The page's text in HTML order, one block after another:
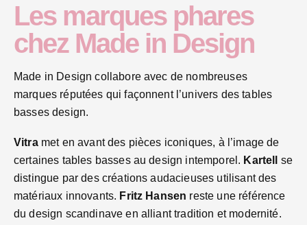
Les marques phares
chez Made in Design
Made in Design collabore avec de nombreuses
marques réputées qui façonnent l’univers des tables
basses design.
Vitramet en avant des pièces iconiques, à l’image de
certaines tables basses au design intemporel. Kartell
se
distingue par des créations audacieuses utilisant des
matériaux innovants. Fritz Hansen reste une référence
du design scandinave en alliant tradition et modernité.